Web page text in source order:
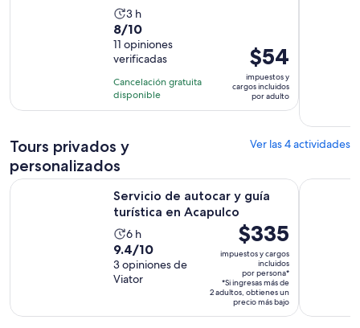
La
actividad
dura
3
horas
3 h
8.0
de
10
con
11
opiniones
8/10
11 opiniones
verificadas
Cancelación gratuita
disponible
El
precio
es
de
adulto
$54
impuestos y
cargos incluidos
por adulto
Tours privados y
personalizados
Ver las 4 actividades
Servicio de autocar y guía
turística en Acapulco
La
actividad
dura
6
6 h
9.4
de
10
3
9.4/10
3 opiniones de
Viator
El
precio
es
de
$335.
por
$335
impuestos y cargos
incluidos
por persona*
*Si ingresas más de
2 adultos, obtienes un
precio más bajo
Servicio de autocar y guía turística en Acapulco Se abrirá en
Visita